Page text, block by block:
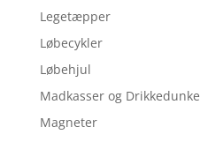
Legetæpper
Løbecykler
Løbehjul
Madkasser og Drikkedunke
Magneter